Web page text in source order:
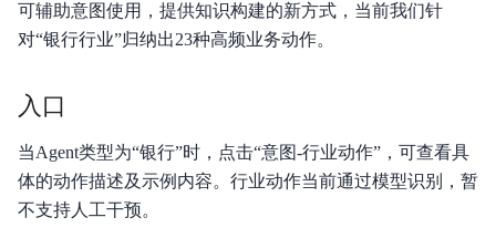
企
业
功能发布记录
可辅助意图使用，提供知识构建的新方式，当前我们针
对“银行行业”归纳出23种高频业务动作。
入口
当Agent类型为“银行”时，点击“意图-行业动作”，可查看具
体的动作描述及示例内容。行业动作当前通过模型识别，暂
不支持人工干预。